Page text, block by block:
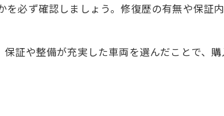
備
必ず確認しましょう。修復歴の有無や保証
証や整備が充実した車両を選んだことで、